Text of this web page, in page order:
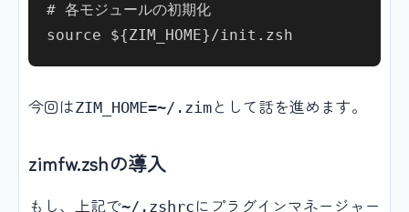
# 各モジュールの初期化
今回はZIM_HOME=~/.zim として話を進めます。
zimfw.zshの導入
もし、上記で~/.zshrc にプラグインマネージャー